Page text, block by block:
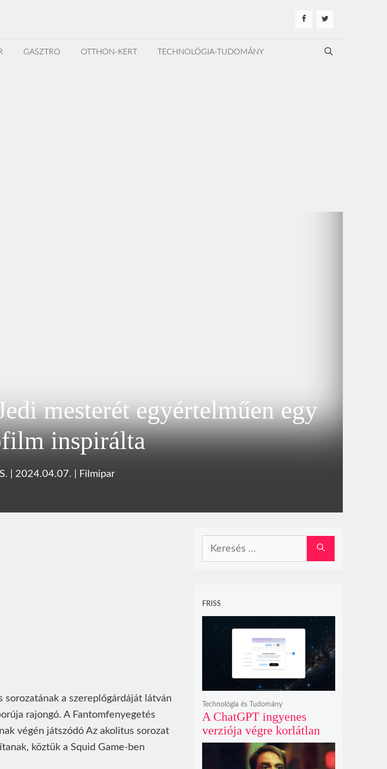
GASZTRO OTTHON-KERT TECHNOLÓGIA-TUDOMÁNY
mesterét egyértelműen egy
inspirálta
2024.04.07. Filmipar
a szereplőgárdáját látván
rajongó. A Fantomfenyegetés
végén játszódó Az akolitus sorozat
köztük a Squid Game-ben
FRISS
A ChatGPT ingyenes
verziója végre korlátlan
üzenetküldést kínál
minden felhasználó
Technológia és Tudomány